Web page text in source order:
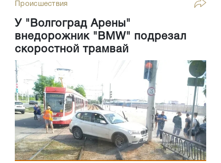
Происшествия
У "Волгоград Арены"
внедорожник "BMW" подрезал
скоростной трамвай